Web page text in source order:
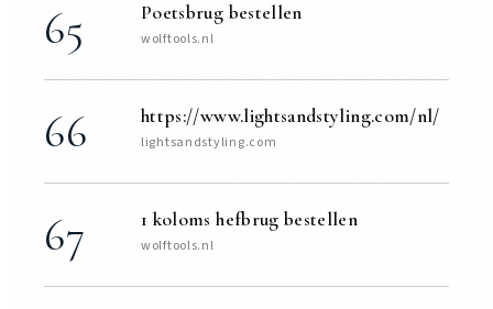
65 Poetsbrug bestellen
wolftools.nl
66 https://www.lightsandstyling.com/nl/
lightsandstyling.com
67 1 koloms hefbrug bestellen
wolftools.nl